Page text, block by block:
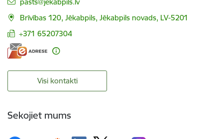
pasts@jekabpils.lv
Brīvības 120, Jēkabpils, Jēkabpils novads, LV-5201
+371 65207304
Visi kontakti
Sekojiet mums